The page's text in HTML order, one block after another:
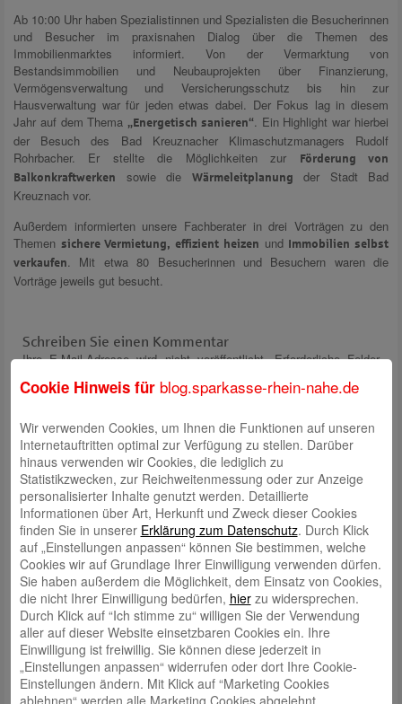
Ab 10:00 Uhr haben Spezialistinnen und Spezialisten die Besucherinnen
und Besucher im praxisnahen Dialog über die Themen des
Immobilienmarktes informiert. Von der Vermarktung von
Bestandsimmobilien und Neubauprojekten über Finanzierung,
Vermögensverwaltung und Versicherungsschutz bis hin zur
Hausverwaltung war für jeden etwas dabei. Der Fokus lag in diesem
Jahr auf dem Thema„Energetisch sanieren“. Ein Highlight war hierbei
der Besuch des Bad Kreuznacher Klimaschutzmanagers Rudolf
Rohrbacher. Er stellte die Möglichkeiten zur
Förderung von
Balkonkraftwerken
sowie die Wärmeleitplanung
der Stadt Bad
Kreuznach vor.
Außerdem informierten unsere Fachberater in drei Vorträgen zu den
Themen sichere Vermietung, effizient heizen und Immobilien selbst
verkaufen
. Mit etwa 80 Besucherinnen und Besuchern waren die
Vorträge jeweils gut besucht.
Schreiben Sie einen Kommentar
Ihre E-Mail-Adresse wird nicht veröffentlicht. Erforderliche Felder
Name *
E-Mail*
Website
Solve Captcha*
Cookie Hinweis für blog.sparkasse-rhein-nahe.de
Wir verwenden Cookies, um Ihnen die Funktionen auf unseren
Internetauftritten optimal zur Verfügung zu stellen. Darüber
hinaus verwenden wir Cookies, die lediglich zu
Statistikzwecken, zur Reichweitenmessung oder zur Anzeige
personalisierter Inhalte genutzt werden. Detaillierte
Informationen über Art, Herkunft und Zweck dieser Cookies
finden Sie in unserer Erklärung zum Datenschutz. Durch Klick
auf „Einstellungen anpassen“ können Sie bestimmen, welche
Cookies wir auf Grundlage Ihrer Einwilligung verwenden dürfen.
Sie haben außerdem die Möglichkeit, dem Einsatz von Cookies,
die nicht Ihrer Einwilligung bedürfen, hierzu widersprechen.
Durch Klick auf “Ich stimme zu“ willigen Sie der Verwendung
aller auf dieser Website einsetzbaren Cookies ein. Ihre
Einwilligung ist freiwillig. Sie können diese jederzeit in
„Einstellungen anpassen“ widerrufen oder dort Ihre Cookie-
Einstellungen ändern. Mit Klick auf “Marketing Cookies
ablehnen“ werden alle Marketing Cookies abgelehnt.